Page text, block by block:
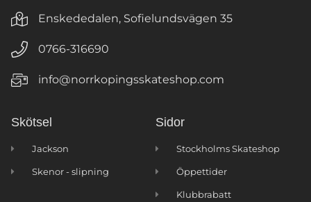
Enskededalen, Sofielundsvägen 35
0766-316690
info@norrkopingsskateshop.com
Skötsel
Jackson
Skenor - slipning
Sidor
Stockholms Skateshop
Öppettider
Klubbrabatt